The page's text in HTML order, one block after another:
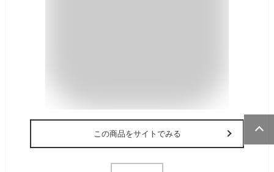
この商品をサイトでみる